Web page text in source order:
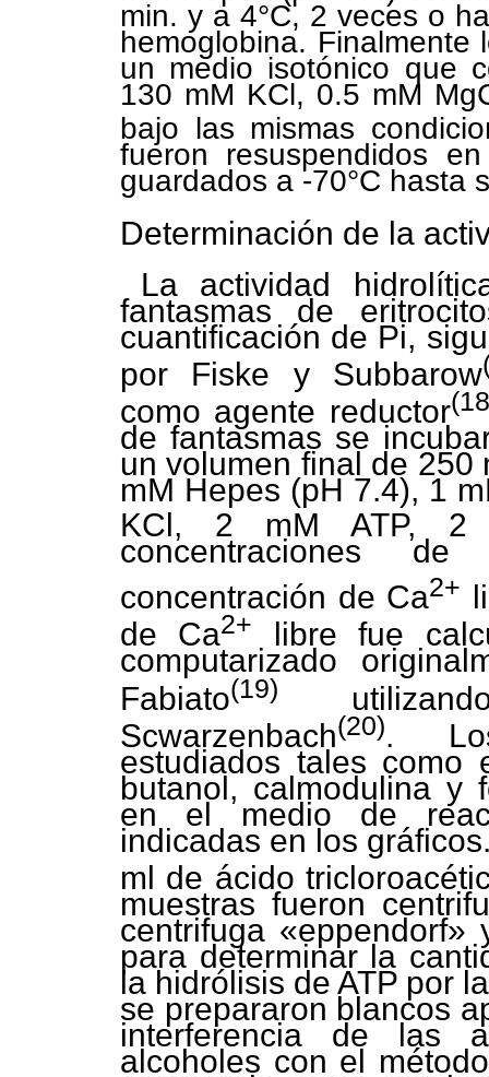
min. y a 4°C, 2 veces o
hemoglobina. Finalmente
un medio isotónico que
130 mM KCl, 0.5 mM
bajo las mismas
fueron resuspendidos
guardados a -70°C hasta
Determinación de la
La actividad
fantasmas de
cuantificación de Pi,
por Fiske y Subbarow
como agente reductor
de fantasmas se
un volumen final de
mM Hepes (pH 7.4), 1
KCl, 2 mM ATP, 2
concentraciones de
concentración de Ca2+
de Ca2+ libre fue
computarizado
Fabiato(19)
Scwarzenbach(20).
estudiados tales como
butanol, calmodulina y
en el medio de
indicadas en los
ml de ácido
muestras fueron
centrifuga
para determinar la
la hidrólisis de ATP por
se prepararon blancos
interferencia de las
alcoholes con el